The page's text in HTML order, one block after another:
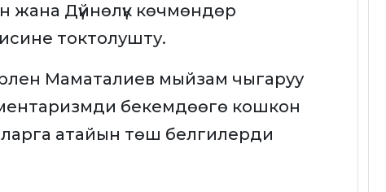
Дүйнөлүк көчмөндөр
токтолушту.
Маматалиев мыйзам чыгаруу
бекемдөөгө кошкон
атайын төш белгилерди